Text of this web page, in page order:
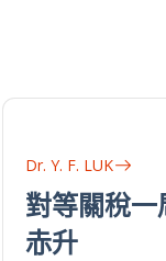
Dr. Y. F. LUK
阿根